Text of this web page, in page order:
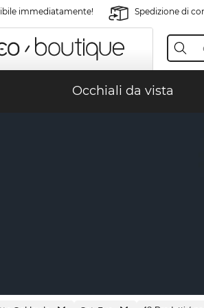
immediatamente! Spedizione di
Occhiali da vista